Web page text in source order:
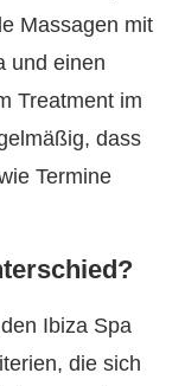
Massagen mit
und einen
Treatment im
dass
Termine
Ibiza Spa
die sich